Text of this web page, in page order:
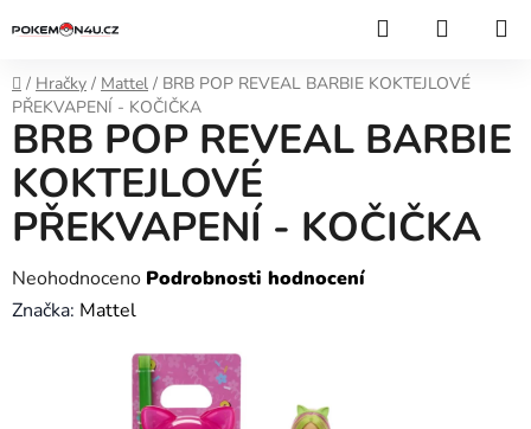
na
Hledat
KOŠÍK
Domů
/ Hračky / Mattel / BRB POP REVEAL BARBIE KOKTEJLOVÉ
PŘEKVAPENÍ - KOČIČKA
BRB POP REVEAL BARBIE
KOKTEJLOVÉ
PŘEKVAPENÍ - KOČIČKA
Průměrné
hodnocení
Neohodnoceno Podrobnosti hodnocení
Značka: Mattel